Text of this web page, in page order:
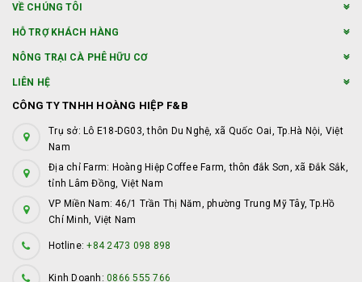
VỀ CHÚNG TÔI
HỖ TRỢ KHÁCH HÀNG
NÔNG TRẠI CÀ PHÊ HỮU CƠ
LIÊN HỆ
CÔNG TY TNHH HOÀNG HIỆP F&B
Trụ sở: Lô E18-DG03, thôn Du Nghệ, xã Quốc Oai, Tp.Hà Nội, Việt
Nam
Địa chỉ Farm: Hoàng Hiệp Coffee Farm, thôn đắk Sơn, xã Đắk Sắk,
tỉnh Lâm Đồng, Việt Nam
VP Miền Nam: 46/1 Trần Thị Năm, phường Trung Mỹ Tây, Tp.Hồ
Chí Minh, Việt Nam
Hotline:+84 2473 098 898
Kinh Doanh: 0866 555 766